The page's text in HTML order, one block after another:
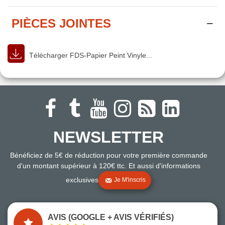
PIÈCES JOINTES
Télécharger FDS-Papier Peint Vinyle...
NEWSLETTER
Bénéficiez de 5€ de réduction pour votre première commande
d'un montant supérieur à 120€ ttc. Et aussi d'informations
exclusives
Je M'inscris
AVIS (GOOGLE + AVIS VÉRIFIÉS)